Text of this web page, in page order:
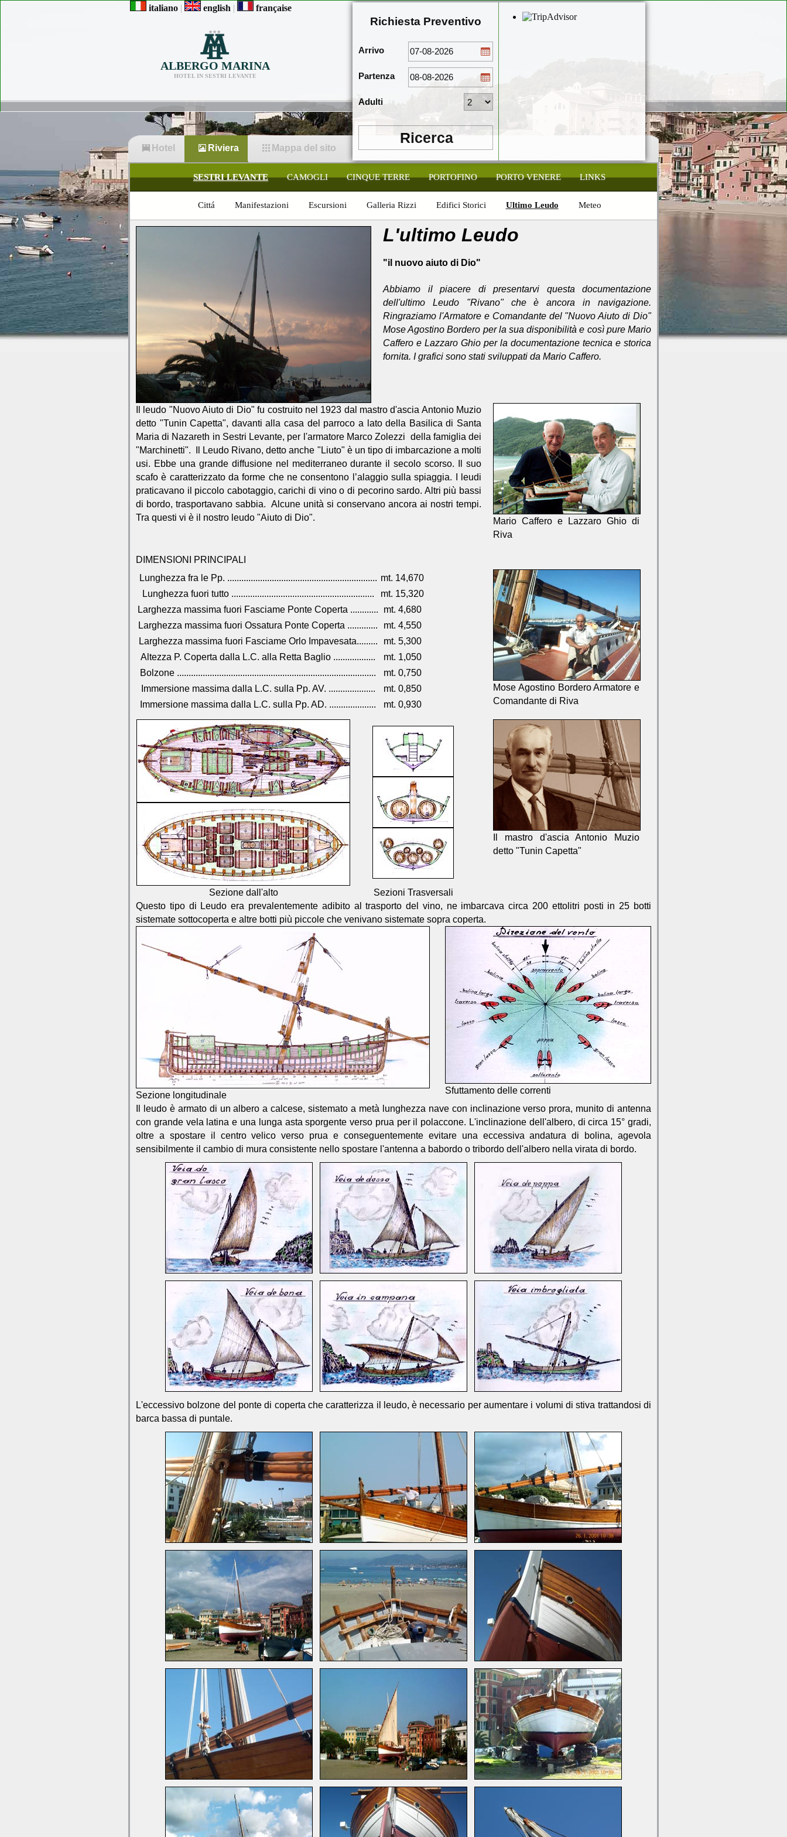
ALBERGO MARINA
HOTEL IN SESTRI LEVANTE
italiano | english | française
Richiesta Preventivo
Arrivo
Partenza
Adulti
Ricerca
Hotel Riviera Mappa del sito
SESTRI LEVANTE CAMOGLI CINQUE TERRE PORTOFINO PORTO VENERE LINKS
Cittá Manifestazioni Escursioni Galleria Rizzi Edifici Storici Ultimo Leudo Meteo
L'ultimo Leudo
"il nuovo aiuto di Dio"
Abbiamo il piacere di presentarvi questa documentazione
dell'ultimo Leudo "Rivano" che è ancora in navigazione.
Ringraziamo l'Armatore e Comandante del "Nuovo Aiuto di Dio"
Mose Agostino Bordero per la sua disponibilità e così pure Mario
Caffero e Lazzaro Ghio per la documentazione tecnica e storica
fornita. I grafici sono stati sviluppati da Mario Caffero.
Mario Caffero e Lazzaro Ghio di
Riva
Il leudo "Nuovo Aiuto di Dio" fu costruito nel 1923 dal mastro d'ascia Antonio Muzio
detto "Tunin Capetta", davanti alla casa del parroco a lato della Basilica di Santa
Maria di Nazareth in Sestri Levante, per l'armatore Marco Zolezzi della famiglia dei
"Marchinetti". Il Leudo Rivano, detto anche "Liuto" è un tipo di imbarcazione a molti
usi. Ebbe una grande diffusione nel mediterraneo durante il secolo scorso. Il suo
scafo è caratterizzato da forme che ne consentono l’alaggio sulla spiaggia. I leudi
praticavano il piccolo cabotaggio, carichi di vino o di pecorino sardo. Altri più bassi
di bordo, trasportavano sabbia. Alcune unità si conservano ancora ai nostri tempi.
Tra questi vi è il nostro leudo "Aiuto di Dio".
DIMENSIONI PRINCIPALI
Lunghezza fra le Pp. ................................................................ mt. 14,670
Lunghezza fuori tutto .............................................................
mt. 15,320
Larghezza massima fuori Fasciame Ponte Coperta ............
mt. 4,680
Larghezza massima fuori Ossatura Ponte Coperta .............
mt. 4,550
Larghezza massima fuori Fasciame Orlo Impavesata.........
mt. 5,300
Altezza P. Coperta dalla L.C. alla Retta Baglio ..................
mt. 1,050
Bolzone .....................................................................................
mt. 0,750
Immersione massima dalla L.C. sulla Pp. AV. ....................
mt. 0,850
Immersione massima dalla L.C. sulla Pp. AD. ....................
mt. 0,930
Mose Agostino Bordero Armatore e
Comandante di Riva
Sezione dall'alto Sezioni Trasversali
Il mastro d'ascia Antonio Muzio
detto "Tunin Capetta"
Questo tipo di Leudo era prevalentemente adibito al trasporto del vino, ne imbarcava circa 200 ettolitri posti in 25 botti
sistemate sottocoperta e altre botti più piccole che venivano sistemate sopra coperta.
Sezione longitudinale
Sfuttamento delle correnti
Il leudo è armato di un albero a calcese, sistemato a metà lunghezza nave con inclinazione verso prora, munito di antenna
con grande vela latina e una lunga asta sporgente verso prua per il polaccone. L'inclinazione dell'albero, di circa 15° gradi,
oltre a spostare il centro velico verso prua e conseguentemente evitare una eccessiva andatura di bolina, agevola
sensibilmente il cambio di mura consistente nello spostare l'antenna a babordo o tribordo dell'albero nella virata di bordo.
L'eccessivo bolzone del ponte di coperta che caratterizza il leudo, è necessario per aumentare i volumi di stiva trattandosi di
barca bassa di puntale.